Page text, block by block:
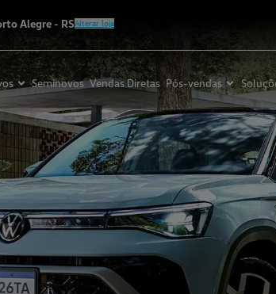
Alegre - RSAlterar loja
Seminovos Vendas Diretas Pós-vendas